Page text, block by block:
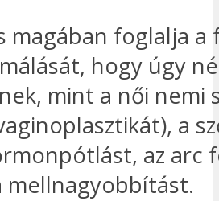
magában foglalja a
hogy úgy
mint a női nemi
a
az arc